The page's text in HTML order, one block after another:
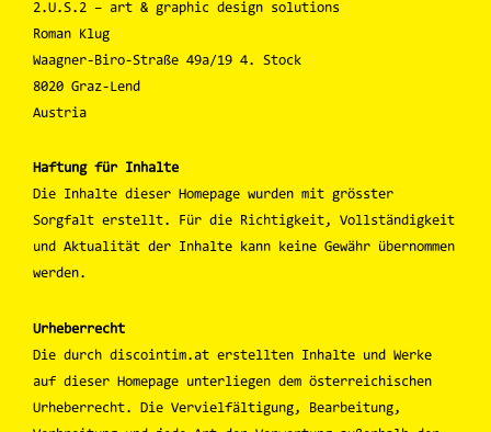
2.U.S.2 – art & graphic design solutions
Roman Klug
Waagner-Biro-Straße 49a/19 4. Stock
8020 Graz-Lend
Austria
Haftung für Inhalte
Die Inhalte dieser Homepage wurden mit grösster
Sorgfalt erstellt. Für die Richtigkeit, Vollständigkeit
und Aktualität der Inhalte kann keine Gewähr übernommen
werden.
Urheberrecht
Die durch discointim.at erstellten Inhalte und Werke
auf dieser Homepage unterliegen dem österreichischen
Urheberrecht. Die Vervielfältigung, Bearbeitung,